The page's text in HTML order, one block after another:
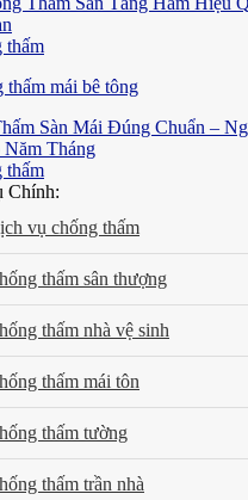
thấm
Sàn Mái Đúng Chuẩn –
Tháng
thấm
Chính:
vụ chống thấm
thấm sân thượng
thấm nhà vệ sinh
thấm mái tôn
thấm tường
thấm trần nhà